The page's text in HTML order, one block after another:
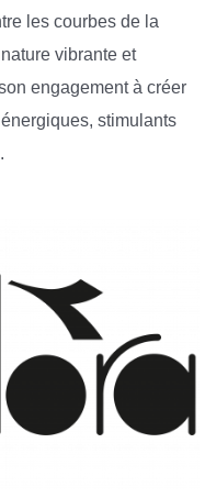
les courbes de la
vibrante et
engagement à créer
stimulants